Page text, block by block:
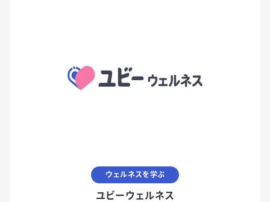
ウェルネスを学ぶ
ユビーウェルネス